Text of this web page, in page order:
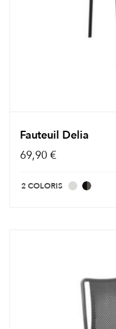
Fauteuil Delia
69,90 €
2 COLORIS